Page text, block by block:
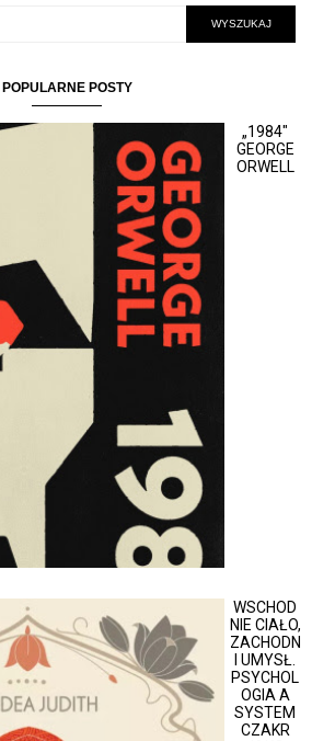
POPULARNE POSTY
„1984"
GEORGE
ORWELL
WSCHOD
NIE CIAŁO,
ZACHODN
I UMYSŁ.
PSYCHOL
OGIA A
SYSTEM
CZAKR